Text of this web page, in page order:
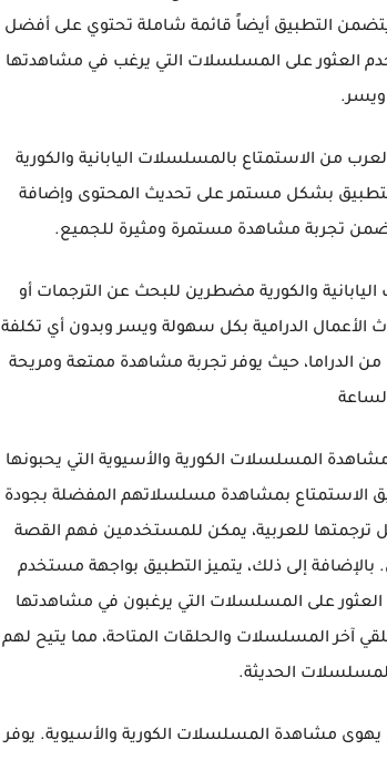
التطبيق أيضاً قائمة شاملة تحتوي على أفضل
العثور على المسلسلات التي يرغب في مشاهدتها
من الاستمتاع بالمسلسلات اليابانية والكورية
بشكل مستمر على تحديث المحتوى وإضافة
تجربة مشاهدة مستمرة ومثيرة للجميع.
والكورية مضطرين للبحث عن الترجمات أو
الدرامية بكل سهولة ويسر وبدون أي تكلفة
الدراما، حيث يوفر تجربة مشاهدة ممتعة ومريحة
المسلسلات الكورية والأسيوية التي يحبونها
الاستمتاع بمشاهدة مسلسلاتهم المفضلة بجودة
ترجمتها للعربية، يمكن للمستخدمين فهم القصة
إلى ذلك، يتميز التطبيق بواجهة مستخدم
على المسلسلات التي يرغبون في مشاهدتها
آخر المسلسلات والحلقات المتاحة، مما يتيح لهم
الحديثة.
يهوى مشاهدة المسلسلات الكورية والأسيوية. يوفر